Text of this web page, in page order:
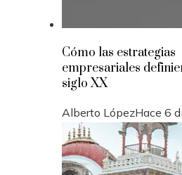
Cómo las estrategias
empresariales
siglo XX
Alberto LópezHace 6